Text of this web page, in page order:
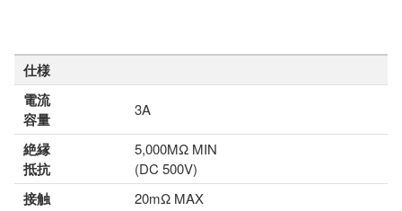
会社情報
仕様
電流
容量
3A
絶縁
抵抗
5,000MΩ MIN
(DC 500V)
接触
20mΩ MAX